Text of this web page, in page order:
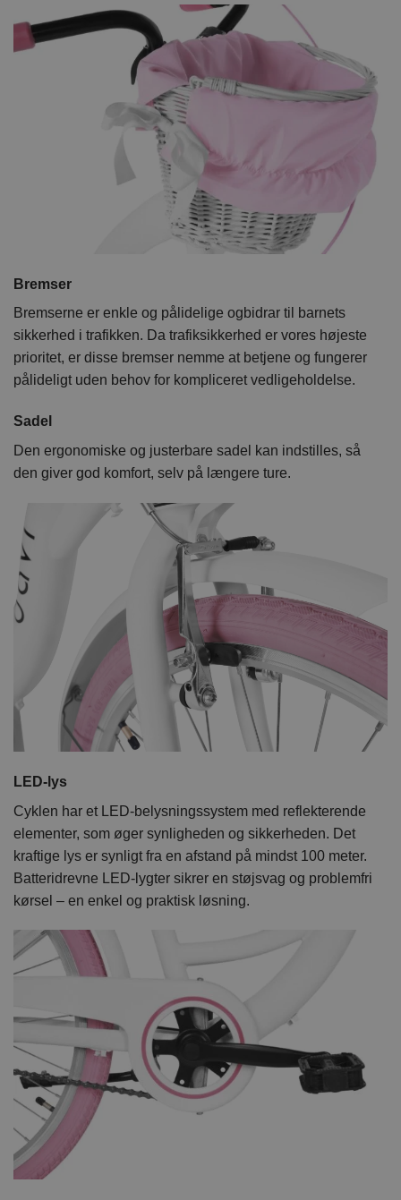
Bremser
Bremserne er enkle og pålidelige ogbidrar til barnets
sikkerhed i trafikken. Da trafiksikkerhed er vores højeste
prioritet, er disse bremser nemme at betjene og fungerer
pålideligt uden behov for kompliceret vedligeholdelse.
Sadel
Den ergonomiske og justerbare sadel kan indstilles, så
den giver god komfort, selv på længere ture.
LED-lys
Cyklen har et LED-belysningssystem med reflekterende
elementer, som øger synligheden og sikkerheden. Det
kraftige lys er synligt fra en afstand på mindst 100 meter.
Batteridrevne LED-lygter sikrer en støjsvag og problemfri
kørsel – en enkel og praktisk løsning.